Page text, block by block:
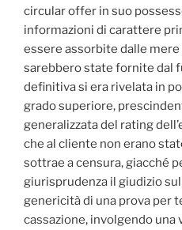
circular offer in suo
informazioni di carattere
essere assorbite dalle
sarebbero state fornite dal
definitiva si era rivelata in
grado superiore,
generalizzata del rating
che al cliente non erano
sottrae a censura, giacché
giurisprudenza il giudizio
genericità di una prova per
cassazione, involgendo